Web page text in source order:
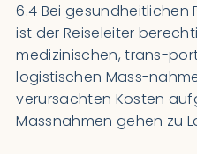
6.4 Bei gesundheitlichen
ist der Reiseleiter
medizinischen, trans-
logistischen Mass-
verursachten Kosten
Massnahmen gehen zu